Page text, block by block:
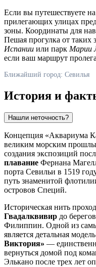
Если вы путешествуете на
прилегающих улицах
зоны. Координаты для
Пешая прогулка от таких
Испании или парк Марии
если ваш маршрут
Ближайший город: Севилья
История и
Нашли неточность?
Концепция «Аквариума
великим морским
создания экспозиций
плавание Фернана
порта Севильи в 1519
путь знаменитой
островов Специй.
Историческая нить
Гвадалквивир до
Филиппин. Одной из
является детальная
Виктория» —
вернуться домой под
Элькано после трех лет